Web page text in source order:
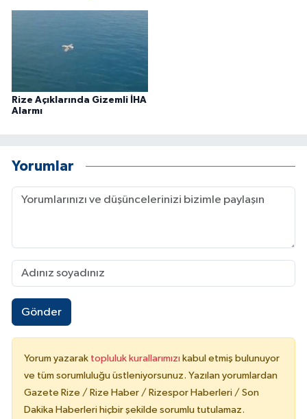
Rize Açıklarında Gizemli İHA
Alarmı
Yorumlar
Gönder
Yorum yazarak topluluk kurallarımızı kabul etmiş bulunuyor
ve tüm sorumluluğu üstleniyorsunuz. Yazılan yorumlardan
Gazete Rize / Rize Haber / Rizespor Haberleri / Son
Dakika Haberleri hiçbir şekilde sorumlu tutulamaz.
ÜLKE GÜNDEMİ
YAŞAM
Yerel Haberler